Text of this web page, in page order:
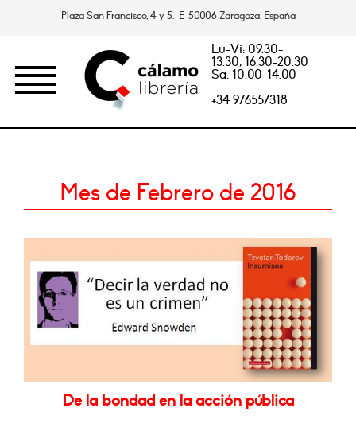
Plaza San Francisco, 4 y 5. E-50006 Zaragoza, España
Lu-Vi: 09.30-
13.30, 16.30-20.30
Sa: 10.00-14.00
+34 976557318
Mes de Febrero de 2016
De la bondad en la acción pública